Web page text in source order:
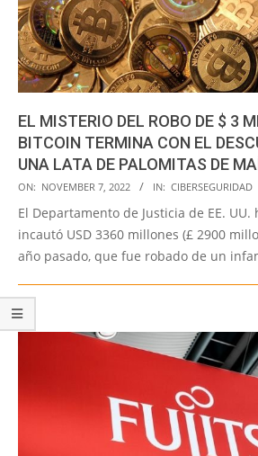
EL MISTERIO DEL ROBO DE $ 3
BITCOIN TERMINA CON EL
UNA LATA DE PALOMITAS DE
2022-
11-
07
ON: NOVEMBER 7, 2022 IN: CIBERSEGURIDAD
El Departamento de Justicia de EE.
incautó USD 3360 millones (£ 2900
año pasado, que fue robado de un